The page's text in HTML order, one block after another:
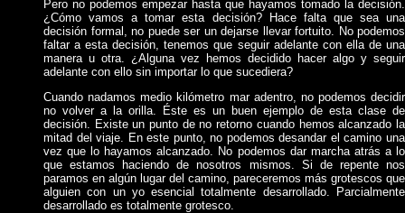
Pero no podemos empezar hasta que hayamos tomado la decisión.
¿Cómo vamos a tomar esta decisión? Hace falta que sea una
decisión formal, no puede ser un dejarse llevar fortuito. No podemos
faltar a esta decisión, tenemos que seguir adelante con ella de una
manera u otra. ¿Alguna vez hemos decidido hacer algo y seguir
adelante con ello sin importar lo que sucediera?
Cuando nadamos medio kilómetro mar adentro, no podemos decidir
no volver a la orilla. Éste es un buen ejemplo de esta clase de
decisión. Existe un punto de no retorno cuando hemos alcanzado la
mitad del viaje. En este punto, no podemos desandar el camino una
vez que lo hayamos alcanzado. No podemos dar marcha atrás a lo
que estamos haciendo de nosotros mismos. Si de repente nos
paramos en algún lugar del camino, pareceremos más grotescos que
alguien con un yo esencial totalmente desarrollado. Parcialmente
desarrollado es totalmente grotesco.